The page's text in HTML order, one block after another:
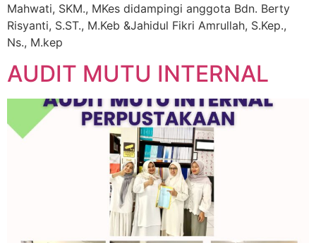
Mahwati, SKM., MKes didampingi anggota Bdn. Berty
Risyanti, S.ST., M.Keb &Jahidul Fikri Amrullah, S.Kep.,
Ns., M.kep
AUDIT MUTU INTERNAL